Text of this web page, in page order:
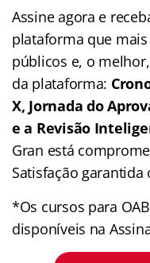
Assine agora e
plataforma que
públicos e, o
da plataforma:
X, Jornada do
e a Revisão
Gran está
Satisfação
*Os cursos para
disponíveis na